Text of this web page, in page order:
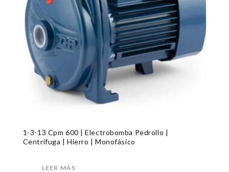
1-3-13 Cpm 600 | Electrobomba Pedrollo |
Centrífuga | Hierro | Monofásico
LEER MÁS